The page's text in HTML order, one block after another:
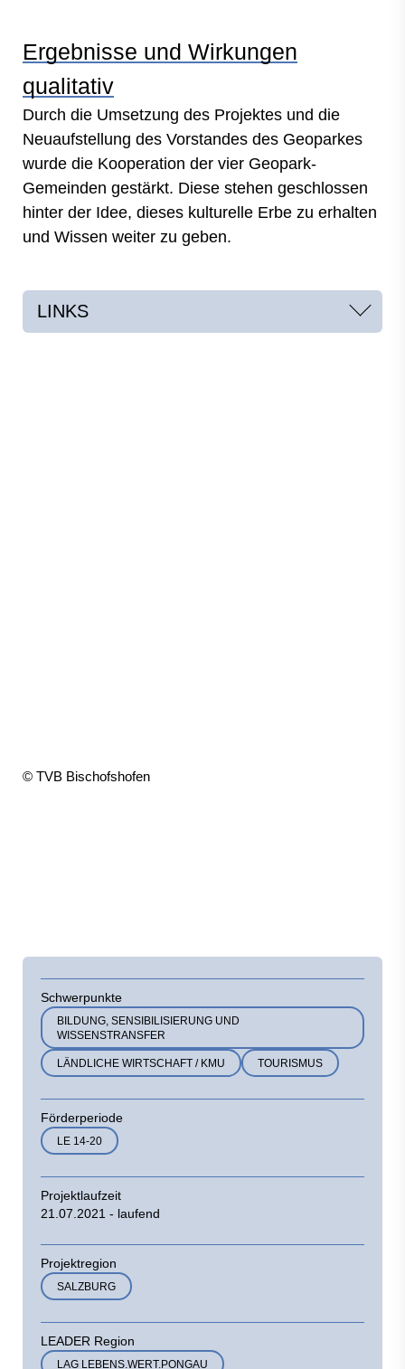
Ergebnisse und Wirkungen
qualitativ
Durch die Umsetzung des Projektes und die
Neuaufstellung des Vorstandes des Geoparkes
wurde die Kooperation der vier Geopark-
Gemeinden gestärkt. Diese stehen geschlossen
hinter der Idee, dieses kulturelle Erbe zu erhalten
und Wissen weiter zu geben.
LINKS
© TVB Bischofshofen
Schwerpunkte
BILDUNG, SENSIBILISIERUNG UND
WISSENSTRANSFER
LÄNDLICHE WIRTSCHAFT / KMU TOURISMUS
Förderperiode
LE 14-20
Projektlaufzeit
21.07.2021 - laufend
Projektregion
SALZBURG
LEADER Region
LAG LEBENS.WERT.PONGAU